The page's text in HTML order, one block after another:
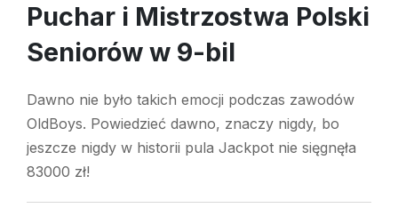
Puchar i Mistrzostwa Polski
Seniorów w 9-bil
Dawno nie było takich emocji podczas zawodów
OldBoys. Powiedzieć dawno, znaczy nigdy, bo
jeszcze nigdy w historii pula Jackpot nie sięgnęła
83000 zł!